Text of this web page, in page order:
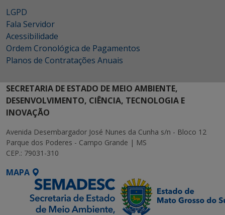
LGPD
Fala Servidor
Acessibilidade
Ordem Cronológica de Pagamentos
Planos de Contratações Anuais
SECRETARIA DE ESTADO DE MEIO AMBIENTE,
DESENVOLVIMENTO, CIÊNCIA, TECNOLOGIA E
INOVAÇÃO
Avenida Desembargador José Nunes da Cunha s/n - Bloco 12
Parque dos Poderes - Campo Grande | MS
CEP.: 79031-310
MAPA